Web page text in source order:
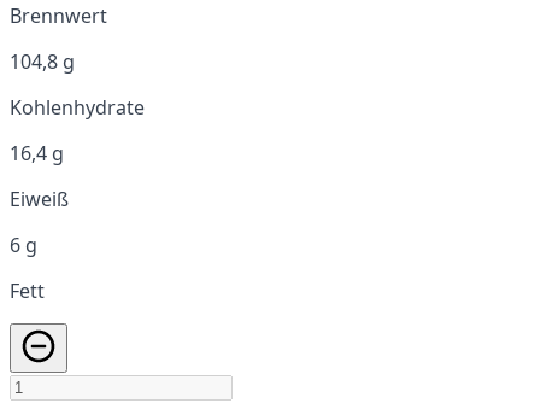
Brennwert
104,8 g
Kohlenhydrate
16,4 g
Eiweiß
6 g
Fett